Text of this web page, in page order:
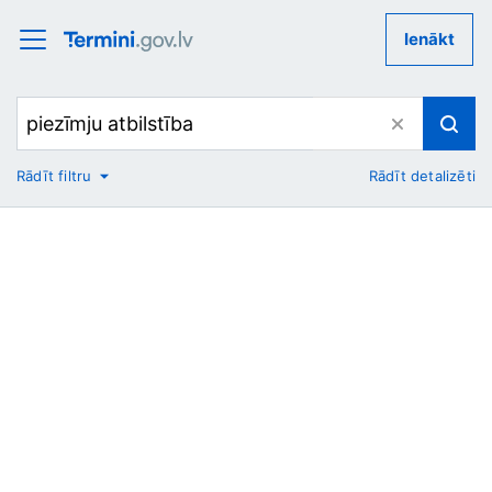
Ienākt
No
Rādīt filtru Rādīt detalizēti